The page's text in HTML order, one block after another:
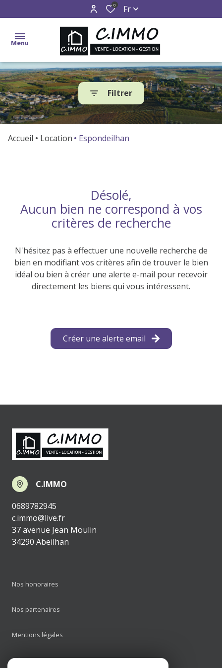
0 Fr
Menu
accueil
ventes
locations
e-
Filtrer
Accueil Location Espondeilhan
Désolé,
Aucun bien ne correspond à vos
critères de recherche
N'hésitez pas à effectuer une nouvelle recherche de
bien en modifiant vos critères afin de trouver le bien
idéal ou bien à créer une alerte e-mail pour recevoir
directement les biens qui vous intéressent.
Créer une alerte email
C.IMMO
0689782945
c.immo@live.fr
37 avenue Jean Moulin
34290 Abeilhan
Nos honoraires
Nos partenaires
Mentions légales
Admin